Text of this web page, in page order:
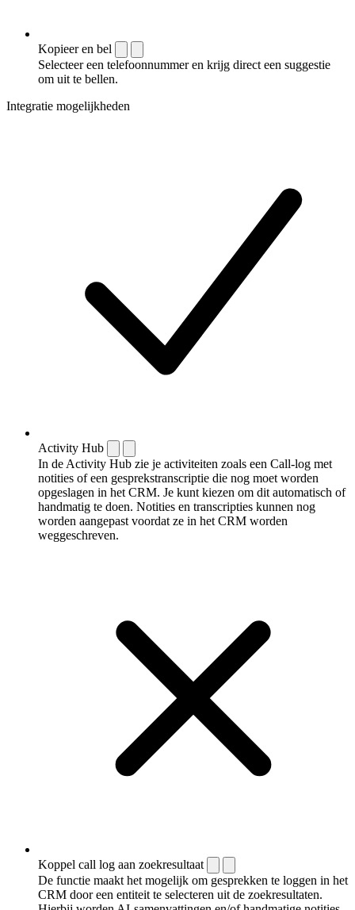
Kopieer en bel
Selecteer een telefoonnummer en krijg direct een suggestie
om uit te bellen.
Integratie mogelijkheden
Activity Hub
In de Activity Hub zie je activiteiten zoals een Call-log met
notities of een gespreks­transcriptie die nog moet worden
opgeslagen in het CRM. Je kunt kiezen om dit automatisch of
handmatig te doen. Notities en transcripties kunnen nog
worden aangepast voordat ze in het CRM worden
weggeschreven.
Koppel call log aan zoekresultaat
De functie maakt het mogelijk om gesprekken te loggen in het
CRM door een entiteit te selecteren uit de zoekresultaten.